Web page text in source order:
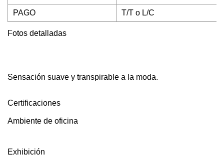
PAGO T/T o L/C
Fotos detalladas
Sensación suave y transpirable a la moda.
Certificaciones
Ambiente de oficina
Exhibición